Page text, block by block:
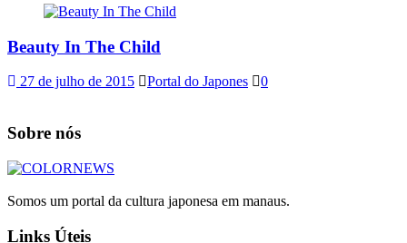
Beauty In The Child
27 de julho de 2015 Portal do Japones 0
Sobre nós
Somos um portal da cultura japonesa em manaus.
Links Úteis